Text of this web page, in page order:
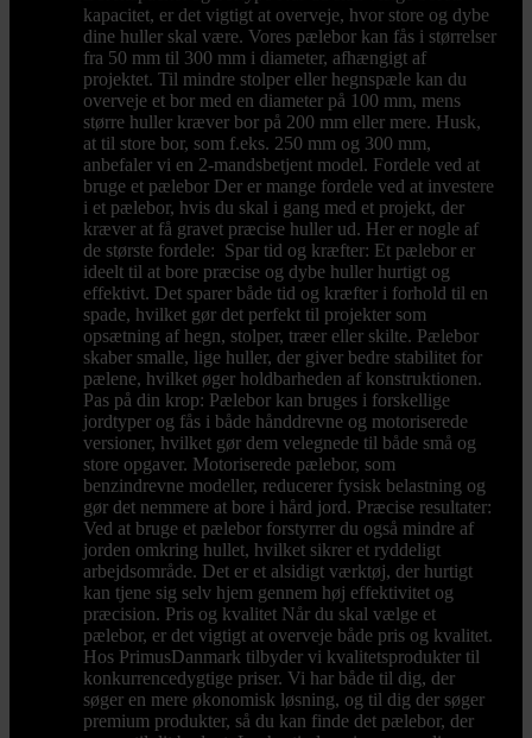
kapacitet, er det vigtigt at overveje, hvor store og dybe
dine huller skal være. Vores pælebor kan fås i størrelser
fra 50 mm til 300 mm i diameter, afhængigt af
projektet. Til mindre stolper eller hegnspæle kan du
overveje et bor med en diameter på 100 mm, mens
større huller kræver bor på 200 mm eller mere. Husk,
at til store bor, som f.eks. 250 mm og 300 mm,
anbefaler vi en 2-mandsbetjent model. Fordele ved at
bruge et pælebor Der er mange fordele ved at investere
i et pælebor, hvis du skal i gang med et projekt, der
kræver at få gravet præcise huller ud. Her er nogle af
de største fordele: Spar tid og kræfter: Et pælebor er
ideelt til at bore præcise og dybe huller hurtigt og
effektivt. Det sparer både tid og kræfter i forhold til en
spade, hvilket gør det perfekt til projekter som
opsætning af hegn, stolper, træer eller skilte. Pælebor
skaber smalle, lige huller, der giver bedre stabilitet for
pælene, hvilket øger holdbarheden af konstruktionen.
Pas på din krop: Pælebor kan bruges i forskellige
jordtyper og fås i både hånddrevne og motoriserede
versioner, hvilket gør dem velegnede til både små og
store opgaver. Motoriserede pælebor, som
benzindrevne modeller, reducerer fysisk belastning og
gør det nemmere at bore i hård jord. Præcise resultater:
Ved at bruge et pælebor forstyrrer du også mindre af
jorden omkring hullet, hvilket sikrer et ryddeligt
arbejdsområde. Det er et alsidigt værktøj, der hurtigt
kan tjene sig selv hjem gennem høj effektivitet og
præcision. Pris og kvalitet Når du skal vælge et
pælebor, er det vigtigt at overveje både pris og kvalitet.
Hos PrimusDanmark tilbyder vi kvalitetsprodukter til
konkurrencedygtige priser. Vi har både til dig, der
søger en mere økonomisk løsning, og til dig der søger
premium produkter, så du kan finde det pælebor, der